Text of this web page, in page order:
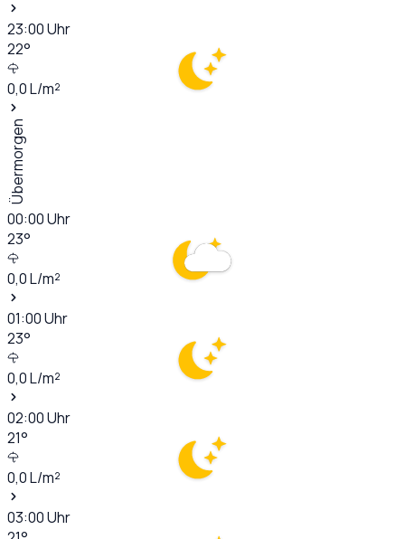
23:00Uhr
22°
0,0L/m²
Übermorgen
00:00Uhr
23°
0,0L/m²
01:00Uhr
23°
0,0L/m²
02:00Uhr
21°
0,0L/m²
03:00Uhr